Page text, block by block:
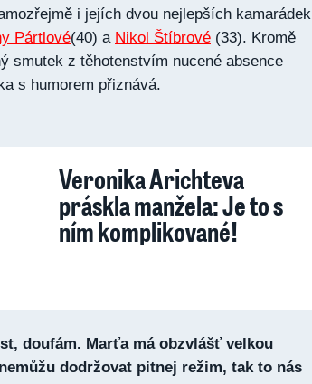
i jejích dvou nejlepších kamarádek
Pártlové(40) a Nikol Štíbrové (33). Kromě
smutek z těhotenstvím nucené absence
s humorem přiznává.
Veronika Arichteva
práskla manžela: Je to s
ním komplikované!
doufám. Marťa má obzvlášť velkou
dodržovat pitnej režim, tak to nás